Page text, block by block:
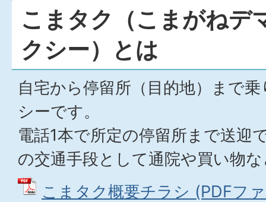
こまタク（こまがねデ
クシー）とは
自宅から停留所（目的地）まで
シーです。
電話1本で所定の停留所まで送迎
の交通手段として通院や買い物
こまタク概要チラシ (PDFフ